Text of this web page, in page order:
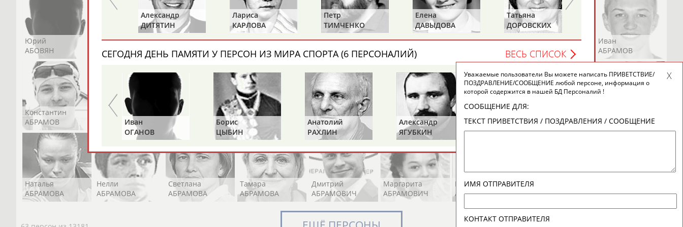
Юрий
АБОВЯН
Никита
АБОЗОВИК
Виктор
АБОИМОВ
Элизабет
АБРААМЯН
Захария
АБРАМАШВИЛИ
Александр
АБРАМОВ
Андрей
Валерий
АБРАМОВ
Иван
АБРАМОВ
Константин
АБРАМОВ
Константин
АБРАМОВ
Николай
АБРАМОВ
Павел
АБРАМОВ
Дарья
АБРАМОВА
Екатерина
АБРАМОВА
Екатерина
АБРАМОВА
Ирина
АБРАМОВА
АБРАМОВА
Наталья
АБРАМОВА
Нелли
АБРАМОВА
Светлана
АБРАМОВА
Тамара
АБРАМОВА
Дмитрий
АБРАМОВИЧ
Маргарита
АБРАМОВИЧ
Иракли
АБРАМЯН
Осеп
АБРАМЯН
АБРАРОВ
Владимир
РЫБАКОВ
Александр
ДИТЯТИН
Лариса
КАРЛОВА
Петр
ТИМЧЕНКО
Елена
ДАВЫДОВА
Татьяна
ДОРОВСКИХ
(САМОЛЕНКО,
Евгений
ПЛАТОВ
СЕГОДНЯ ДЕНЬ ПАМЯТИ У ПЕРСОН ИЗ МИРА СПОРТА (6 ПЕРСОНАЛИЙ) ВЕСЬ СПИСОК
Альгирдас
ЛАУРИТЕНАС
Иван
ОГАНОВ
Борис
ЦЫБИН
Анатолий
РАХЛИН
Александр
ЯГУБКИН
Геннадий
ТУРЕЦКИЙ
Уважаемые пользователи Вы можете написать ПРИВЕТСТВИЕ/
ПОЗДРАВЛЕНИЕ/СООБЩЕНИЕ любой персоне, информация о
которой содержится в нашей БД Персоналий !
СООБЩЕНИЕ ДЛЯ:
ТЕКСТ ПРИВЕТСТВИЯ / ПОЗДРАВЛЕНИЯ / СООБЩЕНИЕ
ИМЯ ОТПРАВИТЕЛЯ
КОНТАКТ ОТПРАВИТЕЛЯ